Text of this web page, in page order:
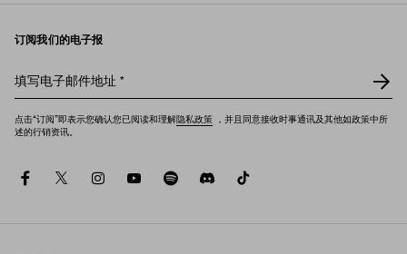
订阅我们的电子报
填写电子邮件地址 *
点击“订阅”即表示您确认您已阅读和理解隐私政策 ，并且同意接收时事通讯及其他如政策中所
述的行销资讯。
facebooktwitterinstagramyoutubespotifydiscord